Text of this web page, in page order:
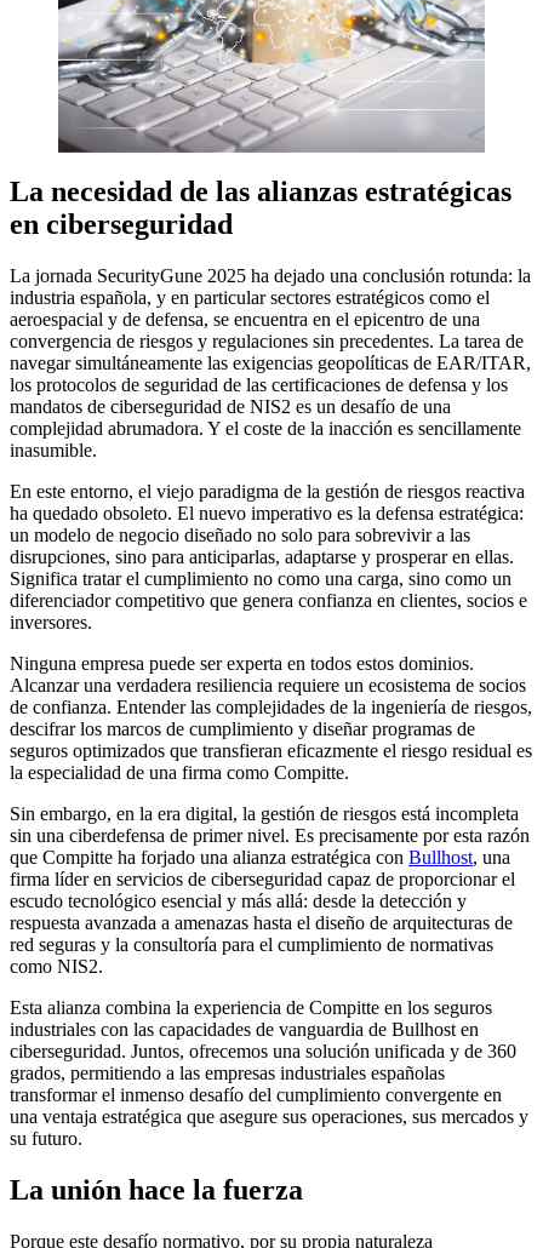
La necesidad de las alianzas estratégicas
en ciberseguridad
La jornada SecurityGune 2025 ha dejado una conclusión rotunda: la
industria española, y en particular sectores estratégicos como el
aeroespacial y de defensa, se encuentra en el epicentro de una
convergencia de riesgos y regulaciones sin precedentes. La tarea de
navegar simultáneamente las exigencias geopolíticas de EAR/ITAR,
los protocolos de seguridad de las certificaciones de defensa y los
mandatos de ciberseguridad de NIS2 es un desafío de una
complejidad abrumadora. Y el coste de la inacción es sencillamente
inasumible.
En este entorno, el viejo paradigma de la gestión de riesgos reactiva
ha quedado obsoleto. El nuevo imperativo es la defensa estratégica:
un modelo de negocio diseñado no solo para sobrevivir a las
disrupciones, sino para anticiparlas, adaptarse y prosperar en ellas.
Significa tratar el cumplimiento no como una carga, sino como un
diferenciador competitivo que genera confianza en clientes, socios e
inversores.
Ninguna empresa puede ser experta en todos estos dominios.
Alcanzar una verdadera resiliencia requiere un ecosistema de socios
de confianza. Entender las complejidades de la ingeniería de riesgos,
descifrar los marcos de cumplimiento y diseñar programas de
seguros optimizados que transfieran eficazmente el riesgo residual es
la especialidad de una firma como Compitte.
Sin embargo, en la era digital, la gestión de riesgos está incompleta
sin una ciberdefensa de primer nivel. Es precisamente por esta razón
que Compitte ha forjado una alianza estratégica con Bullhost, una
firma líder en servicios de ciberseguridad capaz de proporcionar el
escudo tecnológico esencial y más allá: desde la detección y
respuesta avanzada a amenazas hasta el diseño de arquitecturas de
red seguras y la consultoría para el cumplimiento de normativas
como NIS2.
Esta alianza combina la experiencia de Compitte en los seguros
industriales con las capacidades de vanguardia de Bullhost en
ciberseguridad. Juntos, ofrecemos una solución unificada y de 360
grados, permitiendo a las empresas industriales españolas
transformar el inmenso desafío del cumplimiento convergente en
una ventaja estratégica que asegure sus operaciones, sus mercados y
su futuro.
La unión hace la fuerza
Porque este desafío normativo, por su propia naturaleza